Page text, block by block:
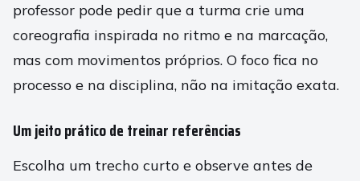
professor pode pedir que a turma crie uma
coreografia inspirada no ritmo e na marcação,
mas com movimentos próprios. O foco fica no
processo e na disciplina, não na imitação exata.
Um jeito prático de treinar referências
Escolha um trecho curto e observe antes de